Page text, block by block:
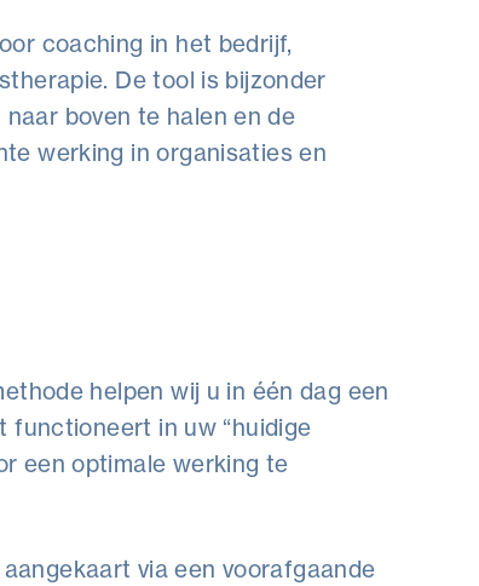
coaching in het bedrijf,
De tool is bijzonder
boven te halen en de
werking in organisaties en
helpen wij u in één dag een
functioneert in uw “huidige
een optimale werking te
via een voorafgaande